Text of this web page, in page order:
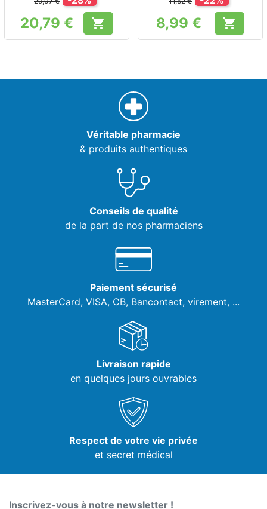
Prix
20,79 €  Prix
8,99 € 
Véritable pharmacie
& produits authentiques
Conseils de qualité
de la part de nos pharmaciens
Paiement sécurisé
MasterCard, VISA, CB, Bancontact, virement, ...
Livraison rapide
en quelques jours ouvrables
Respect de votre vie privée
et secret médical
Inscrivez-vous à notre newsletter !